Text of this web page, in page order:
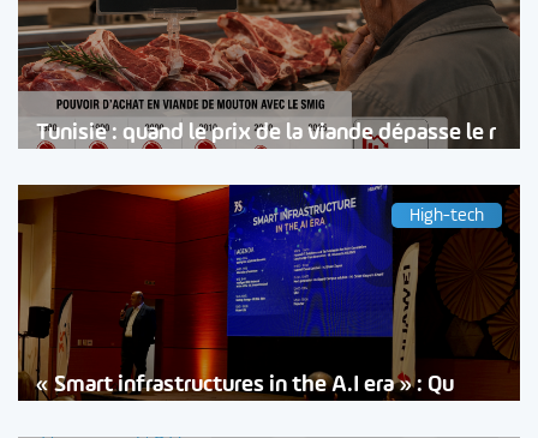
Tunisie : quand le prix de la viande dépasse le r
High-tech
« Smart infrastructures in the A.I era » : Qu